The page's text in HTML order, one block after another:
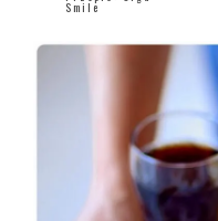
Smile